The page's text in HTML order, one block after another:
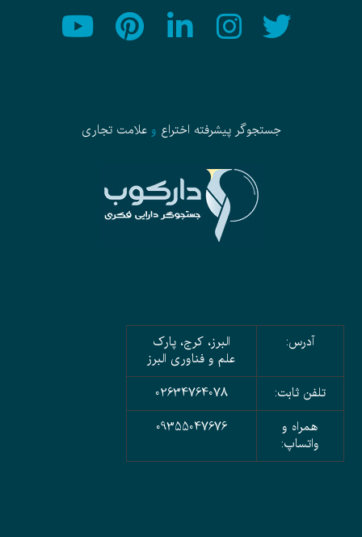
جستجوگر پیشرفته اختراع وعلامت تجاری
آدرس:
البرز، کرج، پارک
علم و فناوری البرز
تلفن ثابت:
02634764078
همراه و
واتساپ:
09355047676